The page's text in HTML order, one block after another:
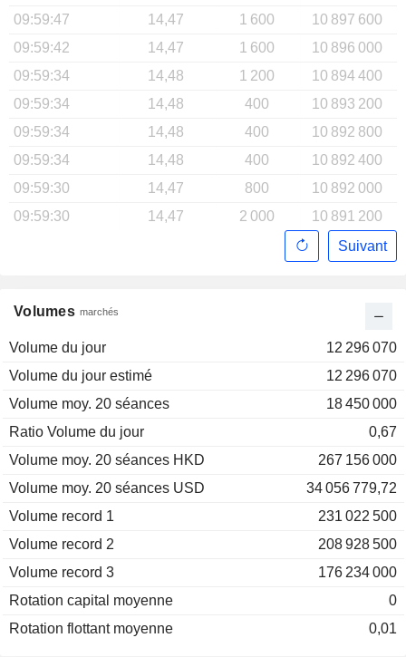
Volumes marchés
Volume du jour
12 296 070
Volume du jour estimé
12 296 070
Volume moy. 20 séances
18 450 000
Ratio Volume du jour
0,67
Volume moy. 20 séances HKD
267 156 000
Volume moy. 20 séances USD
34 056 779,72
Volume record 1
231 022 500
Volume record 2
208 928 500
Volume record 3
176 234 000
Rotation capital moyenne
0
Rotation flottant moyenne
0,01
09:59:47
14,47 1 600
10 897 600
09:59:42
14,47 1 600
10 896 000
09:59:34
14,48 1 200
10 894 400
09:59:34
14,48 400
10 893 200
09:59:34
14,48 400
10 892 800
09:59:34
14,48 400
10 892 400
09:59:30
14,47 800
10 892 000
09:59:30
14,47 2 000
10 891 200
Suivant